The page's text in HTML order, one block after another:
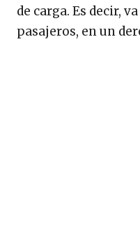
de carga. Es decir,
pasajeros, en un